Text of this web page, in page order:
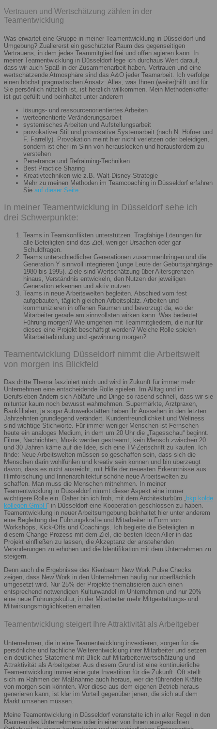
Vertrauen und Wertschätzung zählen in der
Teamentwicklung
Was erwartet eine Gruppe in meiner Teamentwicklung in Düsseldorf und
Umgebung? Zuallererst ein geschützter Raum des gegenseitigen
Vertrauens, in dem jedes Teammitglied frei und offen agieren kann. In
meiner Teamentwicklung in Düsseldorf lege ich durchaus Wert darauf,
dass wir auch Spaß in der Zusammenarbeit haben. Vertrauen und eine
wertschätzende Atmosphäre sind das A&O jeder Teamarbeit. Ich verfolge
einen höchst pragmatischen Ansatz: Alles, was Ihnen (weiter)hilft und für
Sie persönlich nützlich ist, ist herzlich willkommen. Mein Methodenkoffer
ist gut gefüllt und beinhaltet unter anderem
lösungs- und ressourcenorientiertes Arbeiten
werteorientierte Veränderungsarbeit
systemisches Arbeiten und Aufstellungsarbeit
provokativer Stil und provokative Systemarbeit (nach N. Höfner und
F. Farrelly). Provokation meint hier nicht verletzen oder beleidigen,
sondern ist eher im Sinn von herauslocken und herausfordern zu
verstehen
Penetrance und Refraiming-Techniken
Best Practice Sharing
Kreativtechniken wie z.B. Walt-Disney-Strategie
Mehr zu meinen Methoden im Teamcoaching in Düsseldorf erfahren
Sie auf dieser Seite.
In meiner Teamentwicklung in Düsseldorf sehe ich
drei Schwerpunkte:
Teams in Teamkonflikten unterstützen. Tragfähige Lösungen für
alle Beteiligten sind das Ziel, weniger Ursachen oder gar
Schuldfragen.
Teams unterschiedlicher Generationen zusammenbringen und die
Generation Y sinnvoll integrieren (junge Leute der Geburtsjahrgänge
1980 bis 1995). Ziele sind Wertschätzung über Altersgrenzen
hinaus, Verständnis entwickeln, den Nutzen der jeweiligen
Generation erkennen und aktiv nutzen
Teams in neue Arbeitswelten begleiten. Abschied vom fest
aufgebauten, täglich gleichen Arbeitsplatz. Arbeiten und
kommunizieren in offenen Räumen und bevorzugt da, wo der
Mitarbeiter gerade am sinnvollsten wirken kann. Was bedeutet
Führung morgen? Wie umgehen mit Teammitgliedern, die nur für
dieses eine Projekt beschäftigt werden? Welche Rolle spielen
Mitarbeiterbindung und -gewinnung morgen?
Teamentwicklung Düsseldorf nimmt die Arbeitswelt
von morgen ins Blickfeld
Das dritte Thema fasziniert mich und wird in Zukunft für immer mehr
Unternehmen eine entscheidende Rolle spielen. Im Alltag und im
Berufsleben ändern sich Abläufe und Dinge so rasend schnell, dass wir sie
mitunter kaum noch bewusst wahrnehmen. Supermärkte, Arztpraxen,
Bankfilialen, ja sogar Autowerkstätten haben ihr Aussehen in den letzten
Jahrzehnten grundlegend verändert. Kundenfreundlichkeit und Wellness
sind wichtige Stichworte. Für immer weniger Menschen ist Fernsehen
heute ein analoges Medium, in dem um 20 Uhr die „Tagesschau“ beginnt.
Filme, Nachrichten, Musik werden gestreamt, kein Mensch zwischen 20
und 30 Jahren käme auf die Idee, sich eine TV-Zeitschrift zu kaufen. Ich
finde: Neue Arbeitswelten müssen so geschaffen sein, dass sich die
Menschen darin wohlfühlen und kreativ sein können und bin überzeugt
davon, dass es nicht ausreicht, mit Hilfe der neuesten Erkenntnisse aus
Hirnforschung und Innenarchitektur schöne neue Arbeitswelten zu
schaffen. Man muss die Menschen mitnehmen. In meiner
Teamentwicklung in Düsseldorf nimmt dieser Aspekt eine immer
wichtigere Rolle ein. Daher bin ich froh, mit dem Architekturbüro „bkp kolde
kollegen GmbH“ in Düsseldorf eine Kooperation geschlossen zu haben.
Teamentwicklung in neuer Arbeitsumgebung beinhaltet hier unter anderem
eine Begleitung der Führungskräfte und Mitarbeiter in Form von
Workshops, Kick-Offs und Coachings. Ich begleite die Beteiligten in
diesem Change-Prozess mit dem Ziel, die besten Ideen Aller in das
Projekt einfließen zu lassen, die Akzeptanz der anstehenden
Veränderungen zu erhöhen und die Identifikation mit dem Unternehmen zu
steigern.
Denn auch die Ergebnisse des Kienbaum New Work Pulse Checks
zeigen, dass New Work in den Unternehmen häufig nur oberflächlich
umgesetzt wird. Nur 25% der Projekte thematisieren auch einen
entsprechend notwendigen Kulturwandel im Unternehmen und nur 20%
eine neue Führungskultur, in der Mitarbeiter mehr Mitgestaltungs- und
Mitwirkungsmöglichkeiten erhalten.
Teamentwicklung steigert Ihre Attraktivität als Arbeitgeber
Unternehmen, die in eine Teamentwicklung investieren, sorgen für die
persönliche und fachliche Weiterentwicklung ihrer Mitarbeiter und setzen
ein deutliches Statement mit Blick auf Mitarbeiterwertschätzung und
Attraktivität als Arbeitgeber. Aus diesem Grund ist eine kontinuierliche
Teamentwicklung immer eine gute Investition für die Zukunft. Oft stellt
sich im Rahmen der Maßnahme auch heraus, wer die führenden Kräfte
von morgen sein könnten. Wer diese aus dem eigenen Betrieb heraus
generieren kann, ist klar im Vorteil gegenüber jenen, die sich auf dem
Markt umsehen müssen.
Meine Teamentwicklung in Düsseldorf veranstalte ich in aller Regel in den
Räumen des Unternehmens oder in einer von Ihnen ausgesuchten